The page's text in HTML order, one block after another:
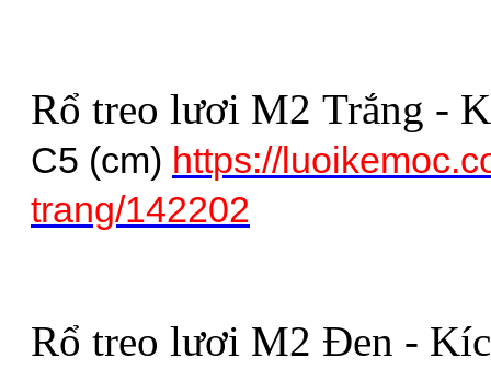
Rổ treo lươi M2 Trắng -
C5 (cm) https://
trang/142202
Rổ treo lươi M2 Đen -